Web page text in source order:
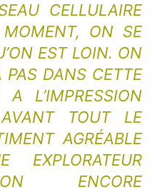
CELLULAIRE
ON SE
EST LOIN. ON
PAS DANS CETTE
A L’IMPRESSION
TOUT LE
AGRÉABLE
EXPLORATEUR
ENCORE